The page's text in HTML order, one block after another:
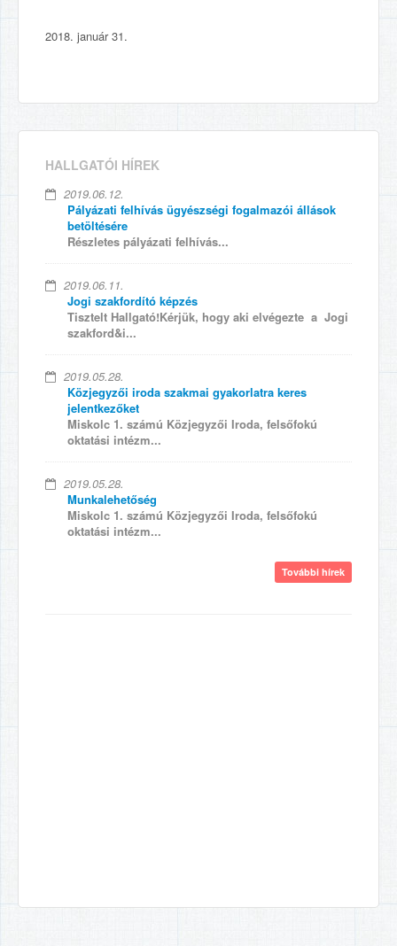
2018. január 31.
HALLGATÓI HÍREK
2019.06.12.
Pályázati felhívás ügyészségi fogalmazói állások
betöltésére
Részletes pályázati felhívás...
2019.06.11.
Jogi szakfordító képzés
Tisztelt Hallgató!Kérjük, hogy aki elvégezte a Jogi
szakford&i...
2019.05.28.
Közjegyzői iroda szakmai gyakorlatra keres
jelentkezőket
Miskolc 1. számú Közjegyzői Iroda, felsőfokú
oktatási intézm...
2019.05.28.
Munkalehetőség
Miskolc 1. számú Közjegyzői Iroda, felsőfokú
oktatási intézm...
További hírek